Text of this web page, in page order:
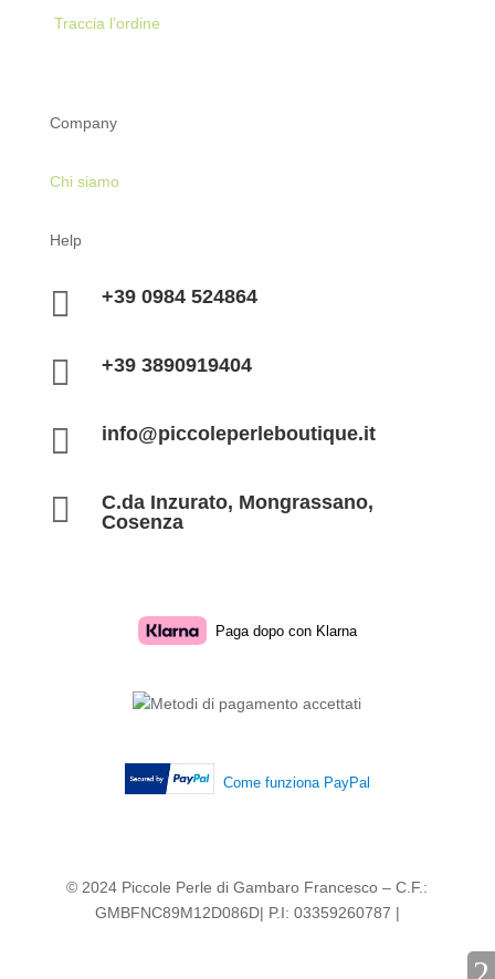
Traccia l’ordine
Company
Chi siamo
Help
 +39 0984 524864
 +39 3890919404
 info@piccoleperleboutique.it

C.da Inzurato, Mongrassano,
Cosenza
Paga dopo con Klarna
Come funziona PayPal
© 2024 Piccole Perle di Gambaro Francesco – C.F.:
GMBFNC89M12D086D| P.I: 03359260787 |